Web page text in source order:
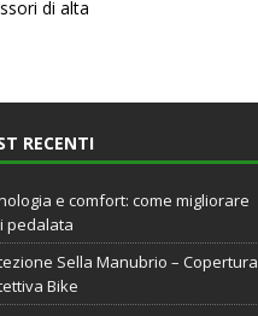
di alta
RECENTI
e comfort: come migliorare
pedalata
Sella Manubrio – Copertura
Bike